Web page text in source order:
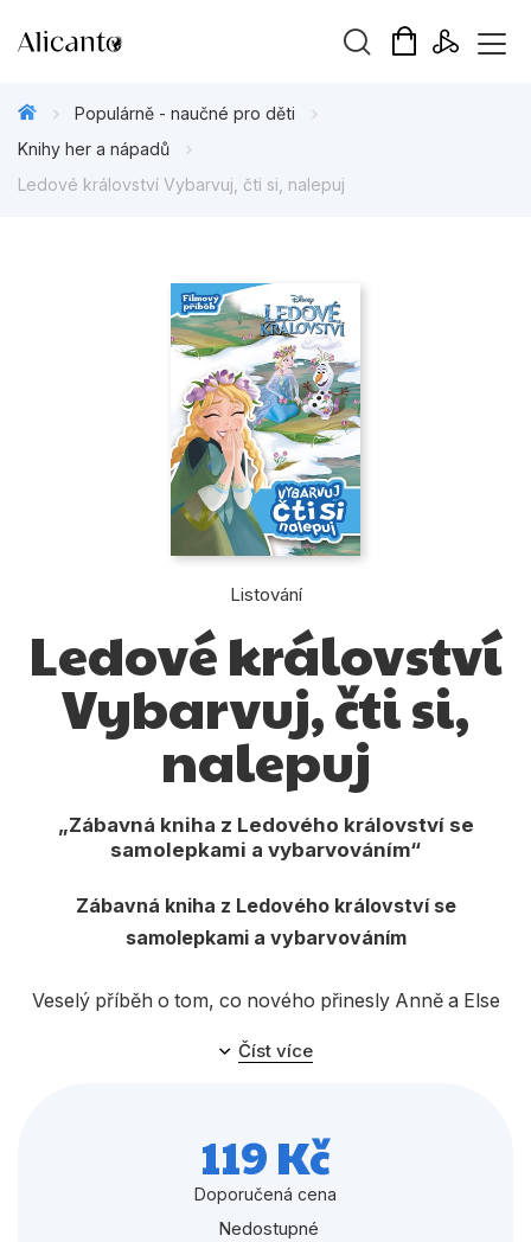
Připravujeme
Tipy redakce
Beletrie pro děti
Beletrie pro dospělé
Dárkové publikace
Hobby
Jazyky
Kalendáře
Křížovky
Počítače
Populárně - naučná pro dospělé
Populárně - naučné pro děti
Příroda a zahrada
Společnost, politika
Populárně - naučné pro děti
Knihy her a nápadů
Ledové království Vybarvuj, čti si, nalepuj
Listování
Ledové království
Vybarvuj, čti si,
nalepuj
Zábavná kniha z Ledového království se
samolepkami a vybarvováním
Zábavná kniha z Ledového království se
samolepkami a vybarvováním
Veselý příběh o tom, co nového přinesly Anně a Else
hrdiny a nelepuj samolepky do obrázků.
Číst více
119 Kč
Doporučená cena
Nedostupné